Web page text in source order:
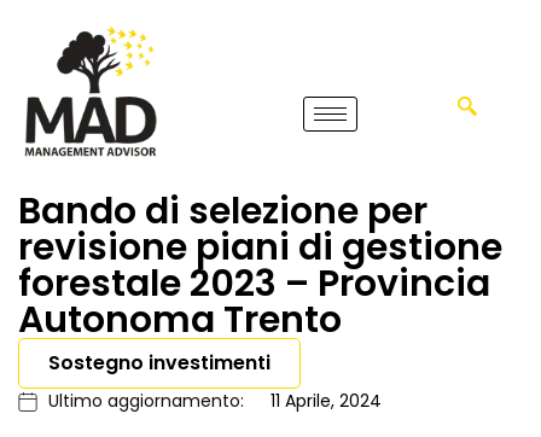
Bando di selezione per
revisione piani di gestione
forestale 2023 – Provincia
Autonoma Trento
Sostegno investimenti
Ultimo aggiornamento: 11 Aprile, 2024